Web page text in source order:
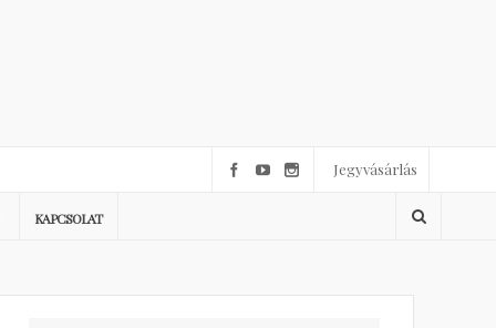
Jegyvásárlás
KAPCSOLAT